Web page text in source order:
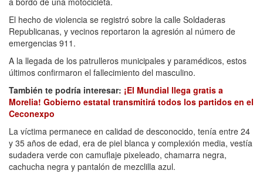
El hecho de violencia se registró sobre la calle Soldaderas
Republicanas, y vecinos reportaron la agresión al número de
emergencias 911.
A la llegada de los patrulleros municipales y paramédicos, estos
últimos confirmaron el fallecimiento del masculino.
También te podría interesar: ¡El Mundial llega gratis a
Morelia! Gobierno estatal transmitirá todos los partidos en el
Ceconexpo
La víctima permanece en calidad de desconocido, tenía entre 24
y 35 años de edad, era de piel blanca y complexión media, vestía
sudadera verde con camuflaje pixeleado, chamarra negra,
cachucha negra y pantalón de mezclilla azul.